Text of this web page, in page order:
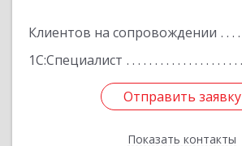
Клиентов на сопровождении
1С:Специалист
Отправить заявку
Показать контакты
Отправить заявку
Назад